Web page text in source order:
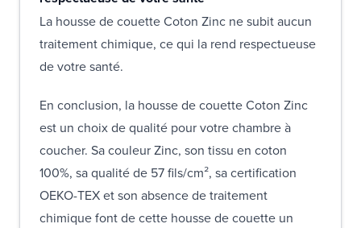
La housse de couette Coton Zinc ne subit aucun
traitement chimique, ce qui la rend respectueuse
de votre santé.
En conclusion, la housse de couette Coton Zinc
est un choix de qualité pour votre chambre à
coucher. Sa couleur Zinc, son tissu en coton
100%, sa qualité de 57 fils/cm², sa certification
OEKO-TEX et son absence de traitement
chimique font de cette housse de couette un